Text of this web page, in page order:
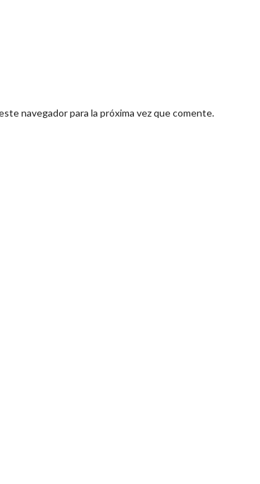
navegador para la próxima vez que comente.